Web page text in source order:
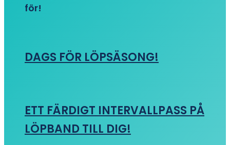
för!
DAGS FÖR LÖPSÄSONG!
ETT FÄRDIGT INTERVALLPASS PÅ
LÖPBAND TILL DIG!